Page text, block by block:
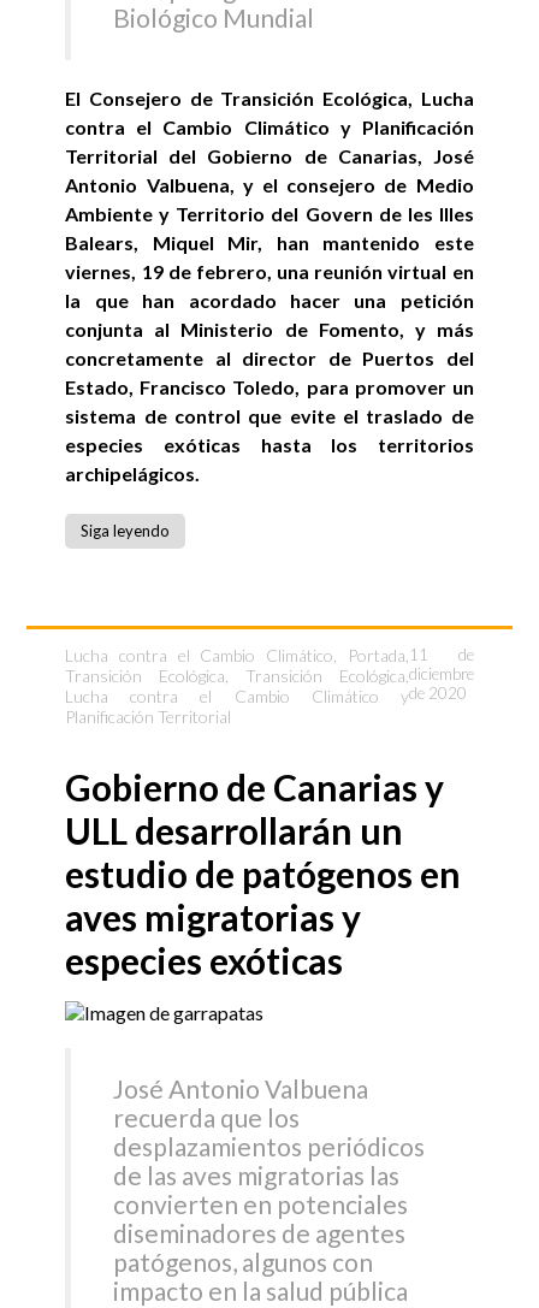
Biológico Mundial
El Consejero de Transición Ecológica, Lucha
contra el Cambio Climático y Planificación
Territorial del Gobierno de Canarias, José
Antonio Valbuena, y el consejero de Medio
Ambiente y Territorio del Govern de les Illes
Balears, Miquel Mir, han mantenido este
viernes, 19 de febrero, una reunión virtual en
la que han acordado hacer una petición
conjunta al Ministerio de Fomento, y más
concretamente al director de Puertos del
Estado, Francisco Toledo, para promover un
sistema de control que evite el traslado de
especies exóticas hasta los territorios
archipelágicos.
Siga leyendo
Lucha contra el Cambio Climático Portada
Transición Ecológica
Transición Ecológica,
Lucha contra el Cambio Climático y
Planificación Territorial
11 de
diciembre
de 2020
Gobierno de Canarias y
ULL desarrollarán un
estudio de patógenos en
aves migratorias y
especies exóticas
José Antonio Valbuena
recuerda que los
desplazamientos periódicos
de las aves migratorias las
convierten en potenciales
diseminadores de agentes
patógenos, algunos con
impacto en la salud pública